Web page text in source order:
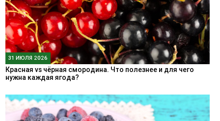
31 ИЮЛЯ 2026
Красная vs чёрная смородина. Что полезнее и для чего
нужна каждая ягода?